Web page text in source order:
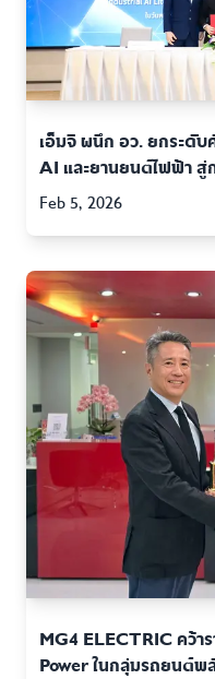
เอ็มจี ผนึก อว. ยกระดับ
AI และยานยนต์ไฟฟ้า สู่การขับเคลื่อนอุตสาหกรรมแห่ง
อนาคต
Feb 5, 2026
MG4 ELECTRIC คว้า
Power ในกลุ่มรถยนต์พ